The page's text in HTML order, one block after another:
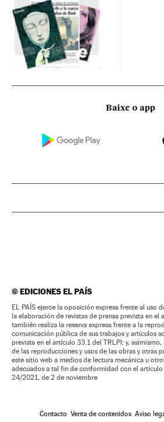
Baixe o app
©EDICIONES EL PAÍS
EL PAÍS ejerce la oposición expresa frente al uso
la elaboración de revistas de prensa prevista en el
también realiza la reserva expresa frente a la
comunicación pública de sus trabajos y artículos
prevista en el artículo 33.1 del TRLPI; y, asimismo,
de las reproducciones y usos de las obras y otras
este sitio web a medios de lectura mecánica u
adecuados a tal fin de conformidad con el
24/2021, de 2 de noviembre
Contacto Venta de contenidos Aviso